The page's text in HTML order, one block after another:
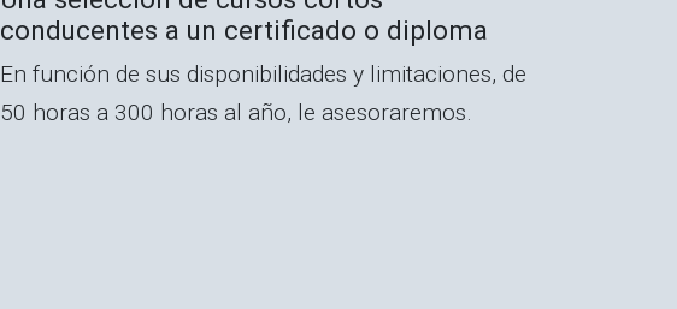
conducentes a un certificado o diploma
En función de sus disponibilidades y limitaciones, de
50 horas a 300 horas al año, le asesoraremos.